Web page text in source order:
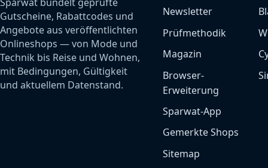
Gutscheine, Rabattcodes und
Angebote aus veröffentlichten
Onlineshops — von Mode und
Technik bis Reise und Wohnen,
mit Bedingungen, Gültigkeit
und aktuellem Datenstand.
Newsletter
Prüfmethodik
Magazin
Browser-
Erweiterung
Sparwat-App
Gemerkte Shops
Sitemap